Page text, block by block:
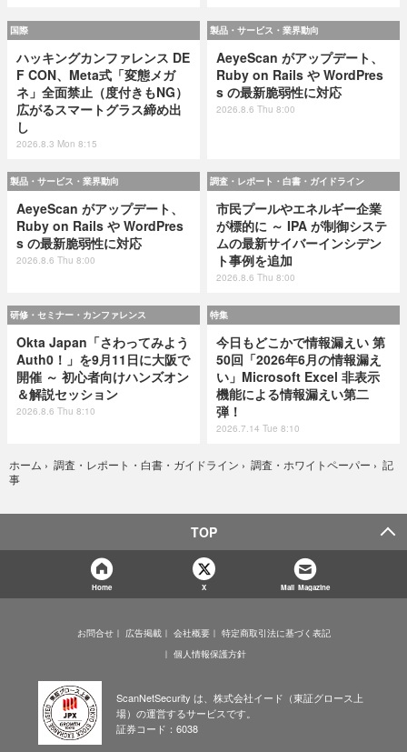
国際
ハッキングカンファレンス DE
F CON、Meta式「変態メガ
ネ」全面禁止（度付きもNG）
広がるスマートグラス締め出
し
2026.8.3 Mon 8:15
製品・サービス・業界動向
AeyeScan がアップデート、
Ruby on Rails や WordPres
s の最新脆弱性に対応
2026.8.6 Thu 8:00
製品・サービス・業界動向
AeyeScan がアップデート、
Ruby on Rails や WordPres
s の最新脆弱性に対応
2026.8.6 Thu 8:00
調査・レポート・白書・ガイドライン
市民プールやエネルギー企業
が標的に ～ IPA が制御システ
ムの最新サイバーインシデン
ト事例を追加
2026.8.6 Thu 8:00
研修・セミナー・カンファレンス
Okta Japan「さわってみよう
Auth0！」を9月11日に大阪で
開催 ～ 初心者向けハンズオン
＆解説セッション
2026.8.6 Thu 8:10
特集
今日もどこかで情報漏えい 第
50回「2026年6月の情報漏え
い」Microsoft Excel 非表示
機能による情報漏えい第二
弾！
2026.7.14 Tue 8:10
ホーム › 調査・レポート・白書・ガイドライン › 調査・ホワイトペーパー › 記
事
TOP
Home X Mail Magazine
お問合せ 広告掲載 会社概要
特定商取引法に基づく表記
個人情報保護方針
ScanNetSecurity は、株式会社イード（東証グロース上
場）の運営するサービスです。
証券コード：6038